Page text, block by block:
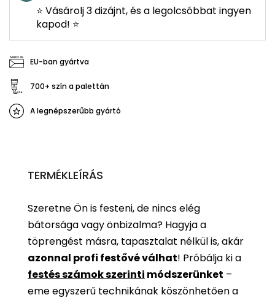
⭐ Vásárolj 3 dizájnt, és a legolcsóbbat ingyen
kapod! ⭐
EU-ban gyártva
700+ szín a palettán
A legnépszerűbb gyártó
TERMÉKLEÍRÁS
Szeretne Ön is festeni, de nincs elég
bátorsága vagy önbizalma? Hagyja a
töprengést másra, tapasztalat nélkül is, akár
azonnal profi festővé válhat! Próbálja ki a
festés számok szerinti módszerünket –
eme egyszerű technikának köszönhetően a